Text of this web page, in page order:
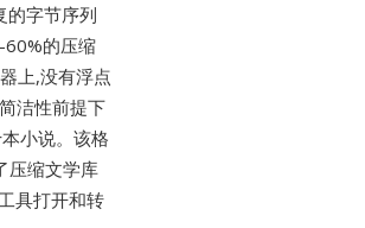
的字节序列
60%的压缩
上,没有浮点
洁性前提下
小说。该格
压缩文学库
具打开和转